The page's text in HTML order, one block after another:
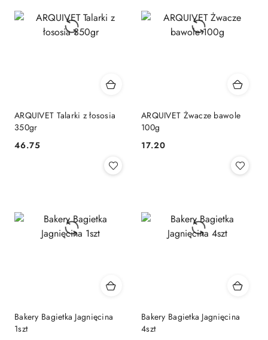
ARQUIVET Talarki z łososia
350gr
Cena:
46.75
ARQUIVET Żwacze bawole
100g
Cena:
17.20
Bakery Bagietka Jagnięcina
1szt
Bakery Bagietka Jagnięcina
4szt